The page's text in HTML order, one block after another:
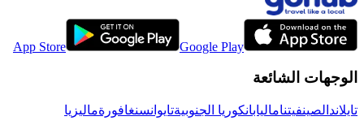
App Store Google Play
الوجهات الشائعة
تايلاند الصينفيتناماليابانكوريا الجنوبيةتايوانسنغافورةماليزيا